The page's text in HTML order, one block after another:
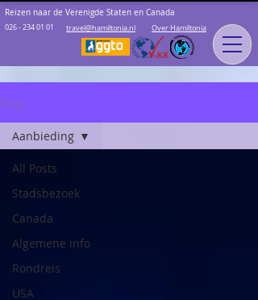
Reizen naar de Verenigde Staten en Canada
026 - 234 01 01 Over Hamiltonia
travel@hamiltonia.nl
Blog
All Posts
Stadsbezoek
Canada
Algemene info
Rondreis
USA
Aanbieding